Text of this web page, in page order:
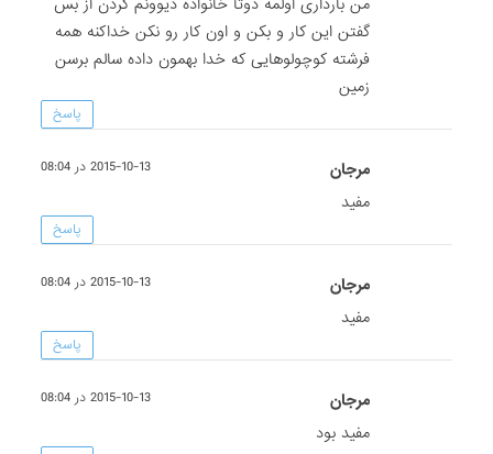
گفتن این کار و بکن و اون کار رو نکن خداکنه همه
فرشته کوچولوهایی که خدا بهمون داده سالم برسن
زمین
پاسخ
مرجان 2015-10-13 در 08:04
مفید
پاسخ
مرجان 2015-10-13 در 08:04
مفید
پاسخ
مرجان 2015-10-13 در 08:04
مفید بود